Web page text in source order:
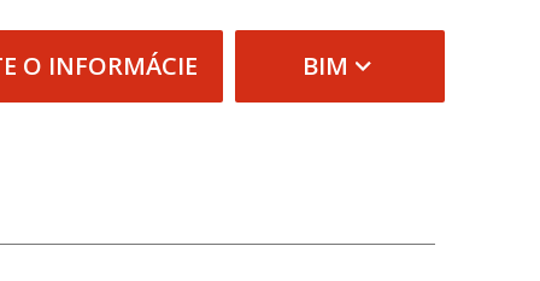
O INFORMÁCIE BIM